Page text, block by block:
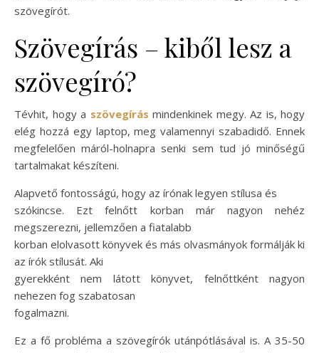
szövegírót.
Szövegírás – kiből lesz a
szövegíró?
Tévhit, hogy a szövegírás mindenkinek megy. Az is, hogy
elég hozzá egy laptop, meg valamennyi szabadidő. Ennek
megfelelően máról-holnapra senki sem tud jó minőségű
tartalmakat készíteni.
Alapvető fontosságú, hogy az írónak legyen stílusa és
szókincse. Ezt felnőtt korban már nagyon nehéz
megszerezni, jellemzően a fiatalabb
korban elolvasott könyvek és más olvasmányok formálják ki
az írók stílusát. Aki
gyerekként nem látott könyvet, felnőttként nagyon
nehezen fog szabatosan
fogalmazni.
Ez a fő probléma a szövegírók utánpótlásával is. A 35-50